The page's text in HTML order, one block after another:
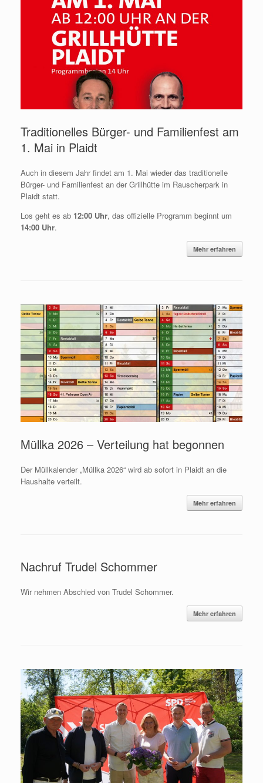
Traditionelles Bürger- und Familienfest am
1. Mai in Plaidt
Auch in diesem Jahr findet am 1. Mai wieder das traditionelle
Bürger- und Familienfest an der Grillhütte im Rauscherpark in
Plaidt statt.
Los geht es ab 12:00 Uhr, das offizielle Programm beginnt um
14:00 Uhr.
Mehr erfahren
Müllka 2026 – Verteilung hat begonnen
Der Müllkalender „Müllka 2026“ wird ab sofort in Plaidt an die
Haushalte verteilt.
Mehr erfahren
Nachruf Trudel Schommer
Wir nehmen Abschied von Trudel Schommer.
Mehr erfahren